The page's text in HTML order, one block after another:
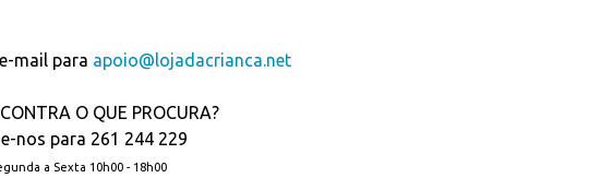
mail para apoio@lojadacrianca.net
O QUE PROCURA?
nos para 261 244 229
a Sexta 10h00 - 18h00